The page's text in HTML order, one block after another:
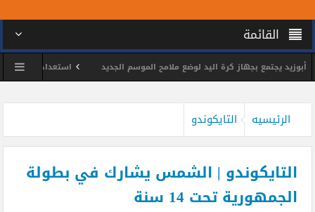
القائمة
يجتمع بجهاز كرة اليد لوضع ملامح الموسم الجديد
استعدادًا للمونديال..
الرئيسيه التايكوندو
التايكوندو | الشمس يشارك في بطولة
الجمهورية تحت 14 سنة